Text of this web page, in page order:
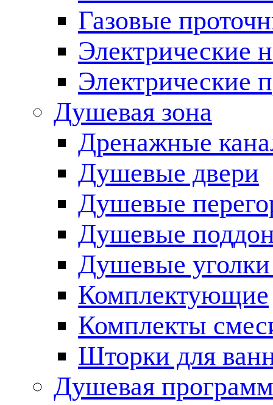
Газовые
Электрические
Электрические
Душевая зона
Дренажные
Душевые двери
Душевые
Душевые
Душевые
Комплектующие
Комплекты
Шторки для
Душевая